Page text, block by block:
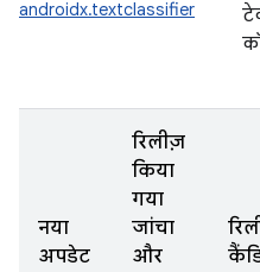
androidx.textclassifier
नया
अपडेट
रिलीज़
किया
गया
जांचा
और